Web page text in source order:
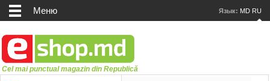
Меню Язык: MD RU
Cel mai punctual magazin din Republică